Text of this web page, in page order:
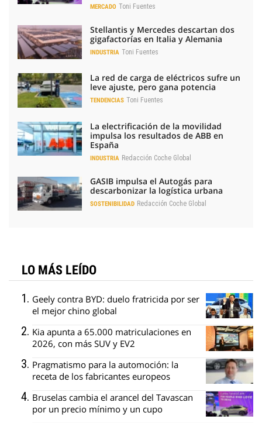
MERCADO Toni Fuentes
Stellantis y Mercedes descartan dos
gigafactorías en Italia y Alemania
INDUSTRIA Toni Fuentes
La red de carga de eléctricos sufre un
leve ajuste, pero gana potencia
TENDENCIAS Toni Fuentes
La electrificación de la movilidad
impulsa los resultados de ABB en
España
INDUSTRIA Redacción Coche Global
GASIB impulsa el Autogás para
descarbonizar la logística urbana
SOSTENIBILIDAD Redacción Coche Global
LO MÁS LEÍDO
Geely contra BYD: duelo fratricida por ser
el mejor chino global
Kia apunta a 65.000 matriculaciones en
2026, con más SUV y EV2
Pragmatismo para la automoción: la
receta de los fabricantes europeos
Bruselas cambia el arancel del Tavascan
por un precio mínimo y un cupo